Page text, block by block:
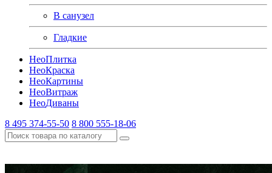
В санузел
Гладкие
НеоПлитка
НеоКраска
НеоКартины
НеоВитраж
НеоДиваны
8 495 374-55-50 8 800 555-18-06